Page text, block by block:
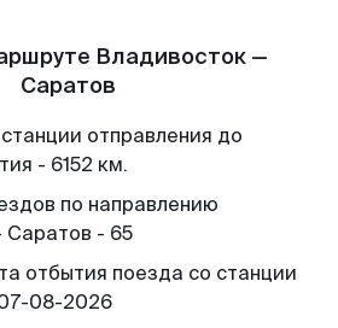
Владивосток —
Саратов
отправления до
- 6152 км.
по направлению
Саратов - 65
отбытия поезда со станции
08-2026